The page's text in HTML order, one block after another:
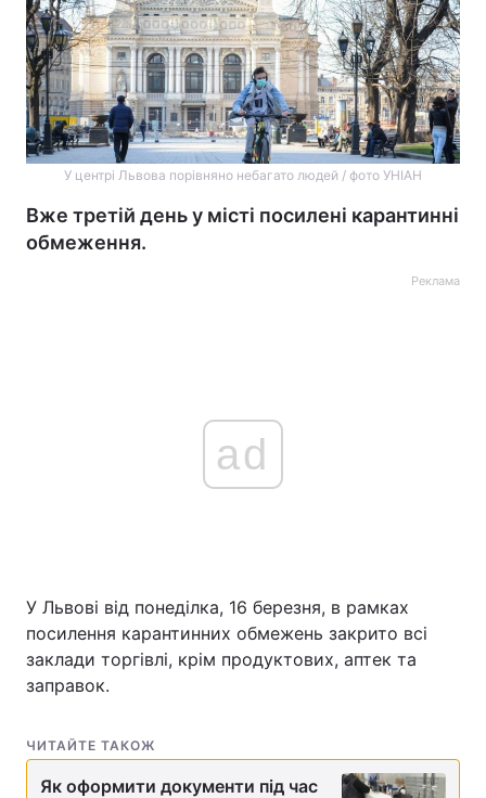
У центрі Львова порівняно небагато людей / фото УНІАН
Вже третій день у місті посилені карантинні
обмеження.
Реклама
ad
У Львові від понеділка, 16 березня, в рамках
посилення карантинних обмежень закрито всі
заклади торгівлі, крім продуктових, аптек та
заправок.
ЧИТАЙТЕ ТАКОЖ
Як оформити документи під час